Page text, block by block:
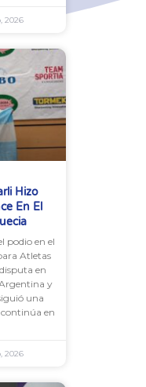
2026
Hizo
En El
podio en el
Atletas
en
y
una
en
2026